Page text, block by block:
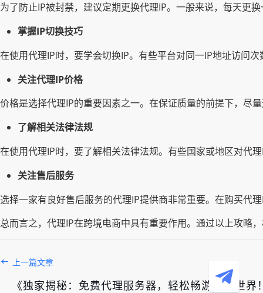
为了防止IP被封禁，建议定期更换代理IP。一般来说，每天更
掌握IP切换技巧
在使用代理IP时，要学会切换IP。有些平台对同一IP地址访问
关注代理IP价格
价格是选择代理IP的重要因素之一。在保证质量的前提下，尽
了解相关法律法规
在使用代理IP时，要了解相关法律法规。有些国家或地区对代
关注售后服务
选择一家有良好售后服务的代理IP提供商非常重要。在购买代
总而言之，代理IP在跨境电商中具有重要作用。通过以上攻略
上一篇文章
《独家揭秘：免费代理服务器，轻松畅游网络世界